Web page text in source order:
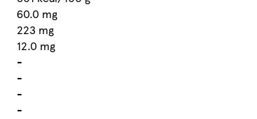
60.0 mg
223 mg
12.0 mg
-
-
-
-